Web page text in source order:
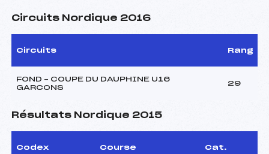
Circuits Nordique 2016
Circuits Rang
FOND – COUPE DU DAUPHINE U16
GARCONS
29
Résultats Nordique 2015
Codex Course Cat.